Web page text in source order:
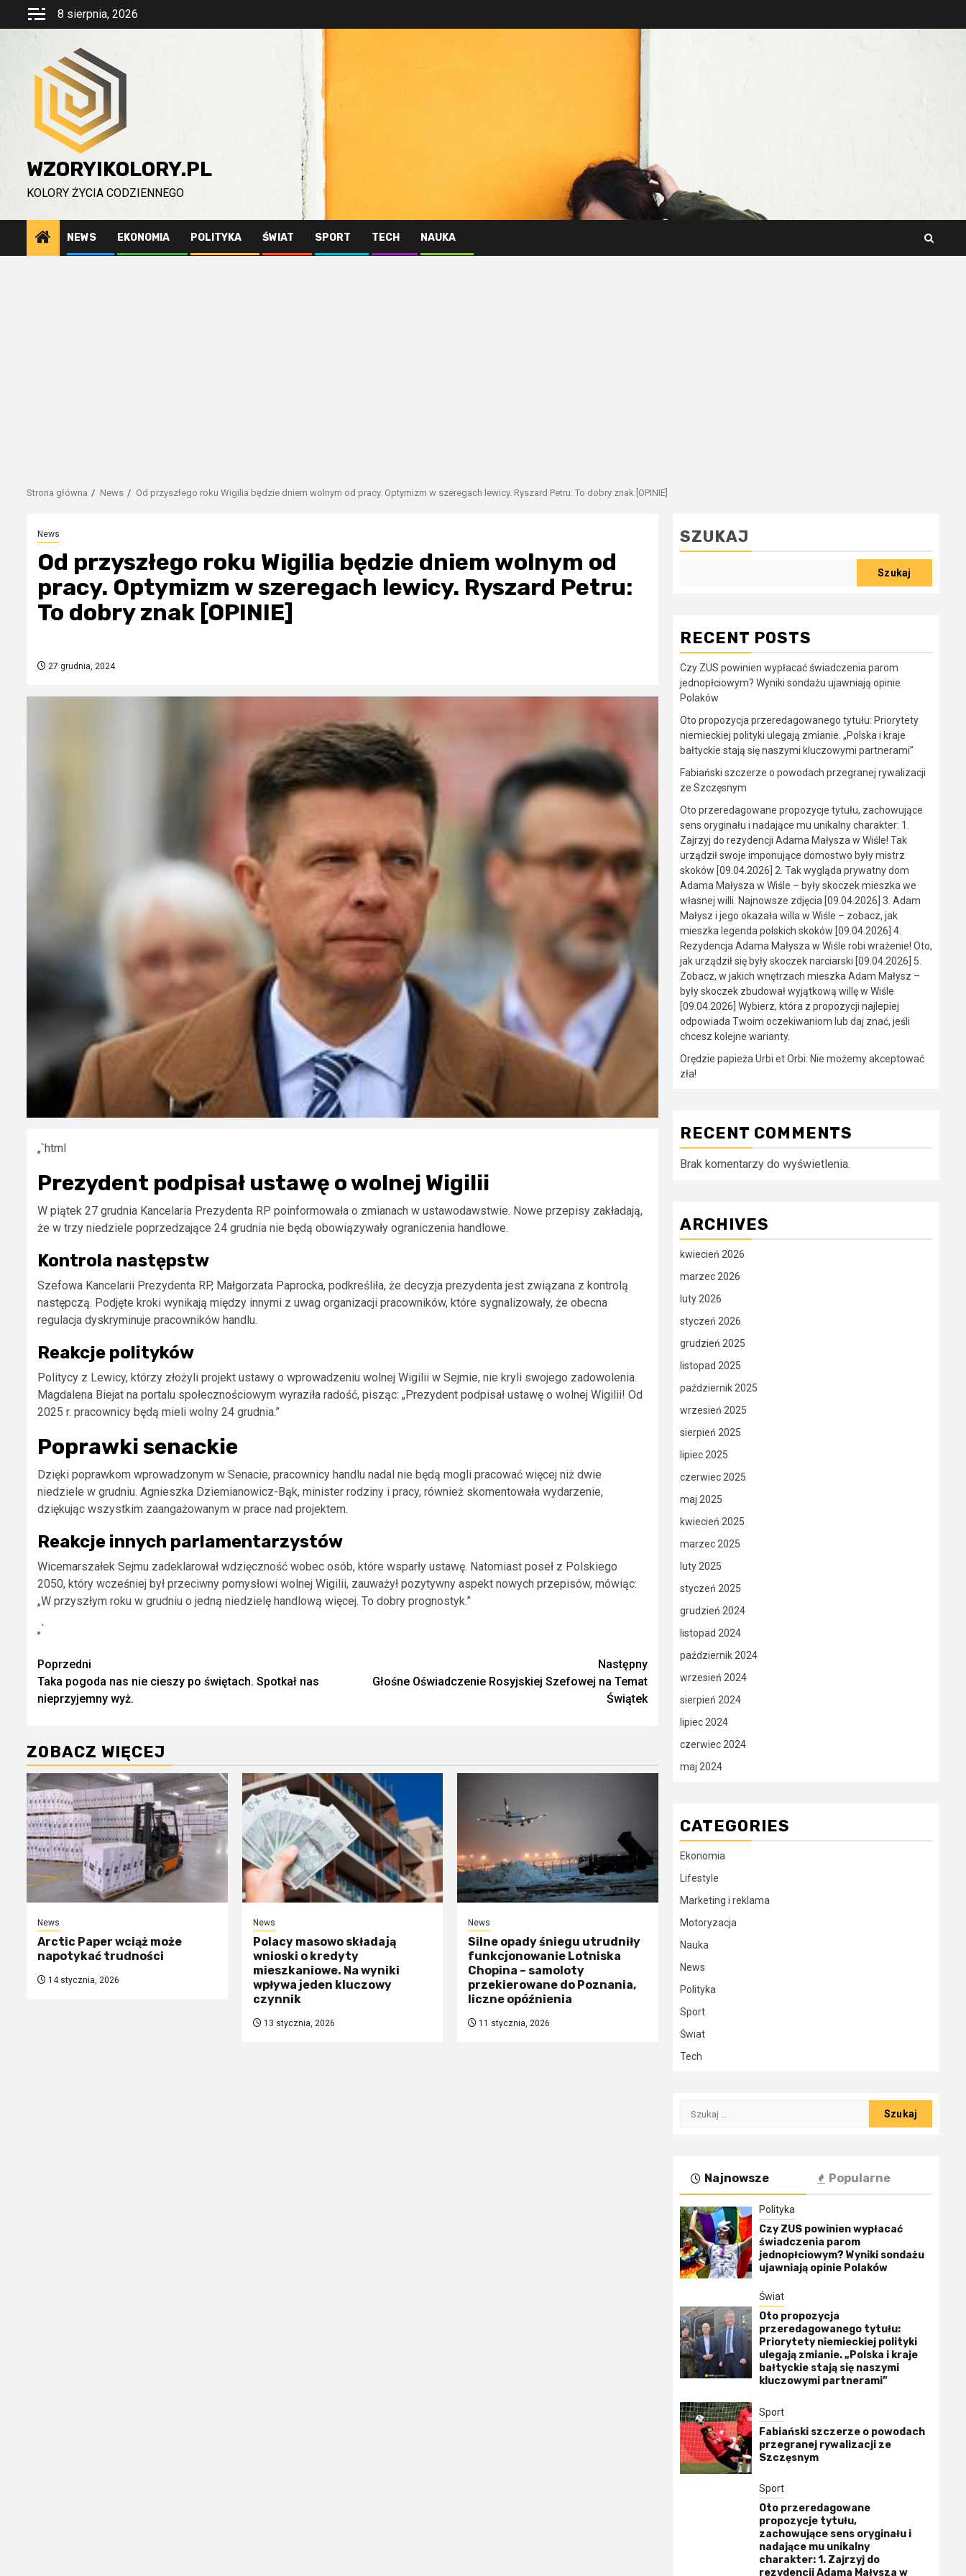
Przejdź
8 sierpnia, 2026
WZORYIKOLORY.PL
KOLORY ŻYCIA CODZIENNEGO
NEWS EKONOMIA POLITYKA ŚWIAT SPORT TECH NAUKA
Strona główna News Od przyszłego roku Wigilia będzie dniem wolnym od pracy. Optymizm w szeregach lewicy. Ryszard Petru: To dobry znak [OPINIE]
News
Od przyszłego roku Wigilia będzie dniem wolnym od
pracy. Optymizm w szeregach lewicy. Ryszard Petru:
To dobry znak [OPINIE]
27 grudnia, 2024
„`html
Prezydent podpisał ustawę o wolnej Wigilii
W piątek 27 grudnia Kancelaria Prezydenta RP poinformowała o zmianach w ustawodawstwie. Nowe przepisy zakładają,
że w trzy niedziele poprzedzające 24 grudnia nie będą obowiązywały ograniczenia handlowe.
Kontrola następstw
Szefowa Kancelarii Prezydenta RP, Małgorzata Paprocka, podkreśliła, że decyzja prezydenta jest związana z kontrolą
następczą. Podjęte kroki wynikają między innymi z uwag organizacji pracowników, które sygnalizowały, że obecna
regulacja dyskryminuje pracowników handlu.
Reakcje polityków
Politycy z Lewicy, którzy złożyli projekt ustawy o wprowadzeniu wolnej Wigilii w Sejmie, nie kryli swojego zadowolenia.
Magdalena Biejat na portalu społecznościowym wyraziła radość, pisząc: „Prezydent podpisał ustawę o wolnej Wigilii! Od
2025 r. pracownicy będą mieli wolny 24 grudnia.”
Poprawki senackie
Dzięki poprawkom wprowadzonym w Senacie, pracownicy handlu nadal nie będą mogli pracować więcej niż dwie
niedziele w grudniu. Agnieszka Dziemianowicz-Bąk, minister rodziny i pracy, również skomentowała wydarzenie,
dziękując wszystkim zaangażowanym w prace nad projektem.
Reakcje innych parlamentarzystów
Wicemarszałek Sejmu zadeklarował wdzięczność wobec osób, które wsparły ustawę. Natomiast poseł z Polskiego
2050, który wcześniej był przeciwny pomysłowi wolnej Wigilii, zauważył pozytywny aspekt nowych przepisów, mówiąc:
„W przyszłym roku w grudniu o jedną niedzielę handlową więcej. To dobry prognostyk.”
„`
Zobacz
wpisy
Poprzedni
Taka pogoda nas nie cieszy po świętach. Spotkał nas
nieprzyjemny wyż.
Następny
Głośne Oświadczenie Rosyjskiej Szefowej na Temat
Świątek
ZOBACZ WIĘCEJ
News
Arctic Paper wciąż może
napotykać trudności
14 stycznia, 2026
News
Polacy masowo składają
wnioski o kredyty
mieszkaniowe. Na wyniki
wpływa jeden kluczowy
czynnik
13 stycznia, 2026
News
Silne opady śniegu utrudniły
funkcjonowanie Lotniska
Chopina – samoloty
przekierowane do Poznania,
liczne opóźnienia
11 stycznia, 2026
SZUKAJ
Szukaj
RECENT POSTS
Czy ZUS powinien wypłacać świadczenia parom
jednopłciowym? Wyniki sondażu ujawniają opinie
Polaków
Oto propozycja przeredagowanego tytułu: Priorytety
niemieckiej polityki ulegają zmianie. „Polska i kraje
bałtyckie stają się naszymi kluczowymi partnerami”
Fabiański szczerze o powodach przegranej rywalizacji
ze Szczęsnym
Oto przeredagowane propozycje tytułu, zachowujące
sens oryginału i nadające mu unikalny charakter: 1.
Zajrzyj do rezydencji Adama Małysza w Wiśle! Tak
urządził swoje imponujące domostwo były mistrz
skoków [09.04.2026] 2. Tak wygląda prywatny dom
Adama Małysza w Wiśle – były skoczek mieszka we
własnej willi. Najnowsze zdjęcia [09.04.2026] 3. Adam
Małysz i jego okazała willa w Wiśle – zobacz, jak
mieszka legenda polskich skoków [09.04.2026] 4.
Rezydencja Adama Małysza w Wiśle robi wrażenie! Oto,
jak urządził się były skoczek narciarski [09.04.2026] 5.
Zobacz, w jakich wnętrzach mieszka Adam Małysz –
były skoczek zbudował wyjątkową willę w Wiśle
[09.04.2026] Wybierz, która z propozycji najlepiej
odpowiada Twoim oczekiwaniom lub daj znać, jeśli
chcesz kolejne warianty.
Orędzie papieża Urbi et Orbi: Nie możemy akceptować
zła!
RECENT COMMENTS
Brak komentarzy do wyświetlenia.
ARCHIVES
kwiecień 2026
marzec 2026
luty 2026
styczeń 2026
grudzień 2025
listopad 2025
październik 2025
wrzesień 2025
sierpień 2025
lipiec 2025
czerwiec 2025
maj 2025
kwiecień 2025
marzec 2025
luty 2025
styczeń 2025
grudzień 2024
listopad 2024
październik 2024
wrzesień 2024
sierpień 2024
lipiec 2024
czerwiec 2024
maj 2024
CATEGORIES
Ekonomia
Lifestyle
Marketing i reklama
Motoryzacja
Nauka
News
Polityka
Sport
Świat
Tech
Szukaj:
Najnowsze Popularne
Polityka
Czy ZUS powinien wypłacać
świadczenia parom
jednopłciowym? Wyniki sondażu
ujawniają opinie Polaków
Świat
Oto propozycja
przeredagowanego tytułu:
Priorytety niemieckiej polityki
ulegają zmianie. „Polska i kraje
bałtyckie stają się naszymi
kluczowymi partnerami”
Sport
Fabiański szczerze o powodach
przegranej rywalizacji ze
Szczęsnym
Sport
Oto przeredagowane
propozycje tytułu,
zachowujące sens oryginału i
nadające mu unikalny
charakter: 1. Zajrzyj do
rezydencji Adama Małysza w